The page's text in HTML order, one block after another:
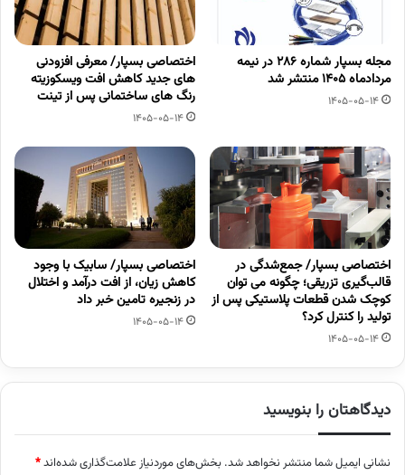
مجله بسپار شماره 286 در نیمه
مردادماه 1405 منتشر شد
1405-05-14
اختصاصی بسپار/ معرفی افزودنی
های جدید کاهش افت ویسکوزیته
رنگ های ساختمانی پس از تینت
1405-05-14
اختصاصی بسپار/ جمع‌شدگی در
قالب‌گیری تزریقی؛ چگونه می توان
کوچک شدن قطعات پلاستیکی پس از
تولید را کنترل کرد؟
1405-05-14
اختصاصی بسپار/ سابیک با وجود
کاهش زیان، از افت درآمد و اختلال
در زنجیره تامین خبر داد
1405-05-14
دیدگاهتان را بنویسید
نشانی ایمیل شما منتشر نخواهد شد. بخش‌های موردنیاز علامت‌گذاری شده‌اند*